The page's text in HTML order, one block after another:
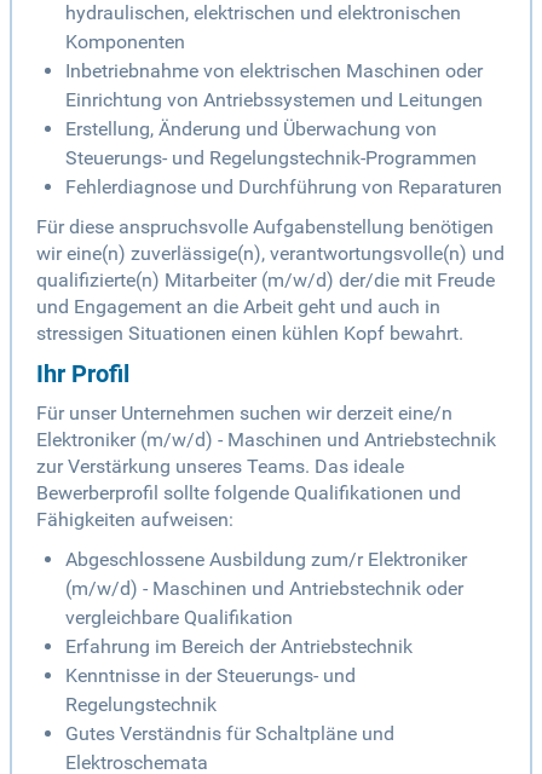
hydraulischen, elektrischen und elektronischen
Komponenten
Inbetriebnahme von elektrischen Maschinen oder
Einrichtung von Antriebssystemen und Leitungen
Erstellung, Änderung und Überwachung von
Steuerungs- und Regelungstechnik-Programmen
Fehlerdiagnose und Durchführung von Reparaturen
Für diese anspruchsvolle Aufgabenstellung benötigen
wir eine(n) zuverlässige(n), verantwortungsvolle(n) und
qualifizierte(n) Mitarbeiter (m/w/d) der/die mit Freude
und Engagement an die Arbeit geht und auch in
stressigen Situationen einen kühlen Kopf bewahrt.
Ihr Profil
Für unser Unternehmen suchen wir derzeit eine/n
Elektroniker (m/w/d) - Maschinen und Antriebstechnik
zur Verstärkung unseres Teams. Das ideale
Bewerberprofil sollte folgende Qualifikationen und
Fähigkeiten aufweisen:
Abgeschlossene Ausbildung zum/r Elektroniker
(m/w/d) - Maschinen und Antriebstechnik oder
vergleichbare Qualifikation
Erfahrung im Bereich der Antriebstechnik
Kenntnisse in der Steuerungs- und
Regelungstechnik
Gutes Verständnis für Schaltpläne und
Elektroschemata